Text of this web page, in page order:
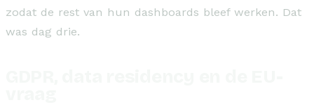
zodat de rest van hun dashboards bleef werken. Dat
was dag drie.